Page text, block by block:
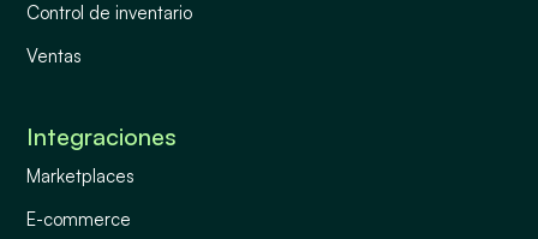
Control de inventario
Ventas
Integraciones
Marketplaces
E-commerce